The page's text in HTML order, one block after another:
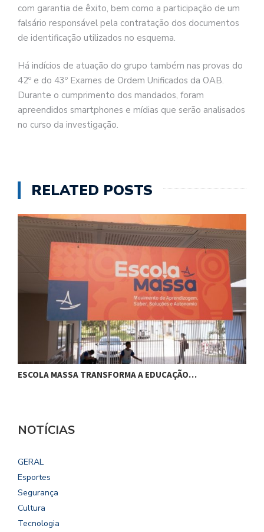
com garantia de êxito, bem como a participação de um
falsário responsável pela contratação dos documentos
de identificação utilizados no esquema.
Há indícios de atuação do grupo também nas provas do
42º e do 43º Exames de Ordem Unificados da OAB.
Durante o cumprimento dos mandados, foram
apreendidos smartphones e mídias que serão analisados
no curso da investigação.
RELATED POSTS
ESCOLA MASSA TRANSFORMA A EDUCAÇÃO…
NOTÍCIAS
GERAL
Esportes
Segurança
Cultura
Tecnologia